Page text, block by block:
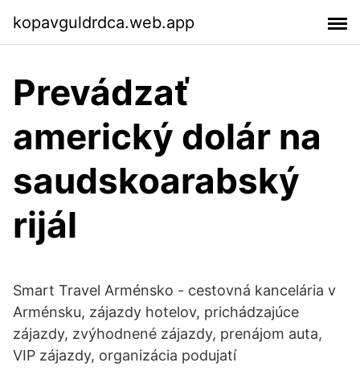
kopavguldrdca.web.app
Prevádzať
americký dolár na
saudskoarabský
rijál
Smart Travel Arménsko - cestovná kancelária v
Arménsku, zájazdy hotelov, prichádzajúce
zájazdy, zvýhodnené zájazdy, prenájom auta,
VIP zájazdy, organizácia podujatí